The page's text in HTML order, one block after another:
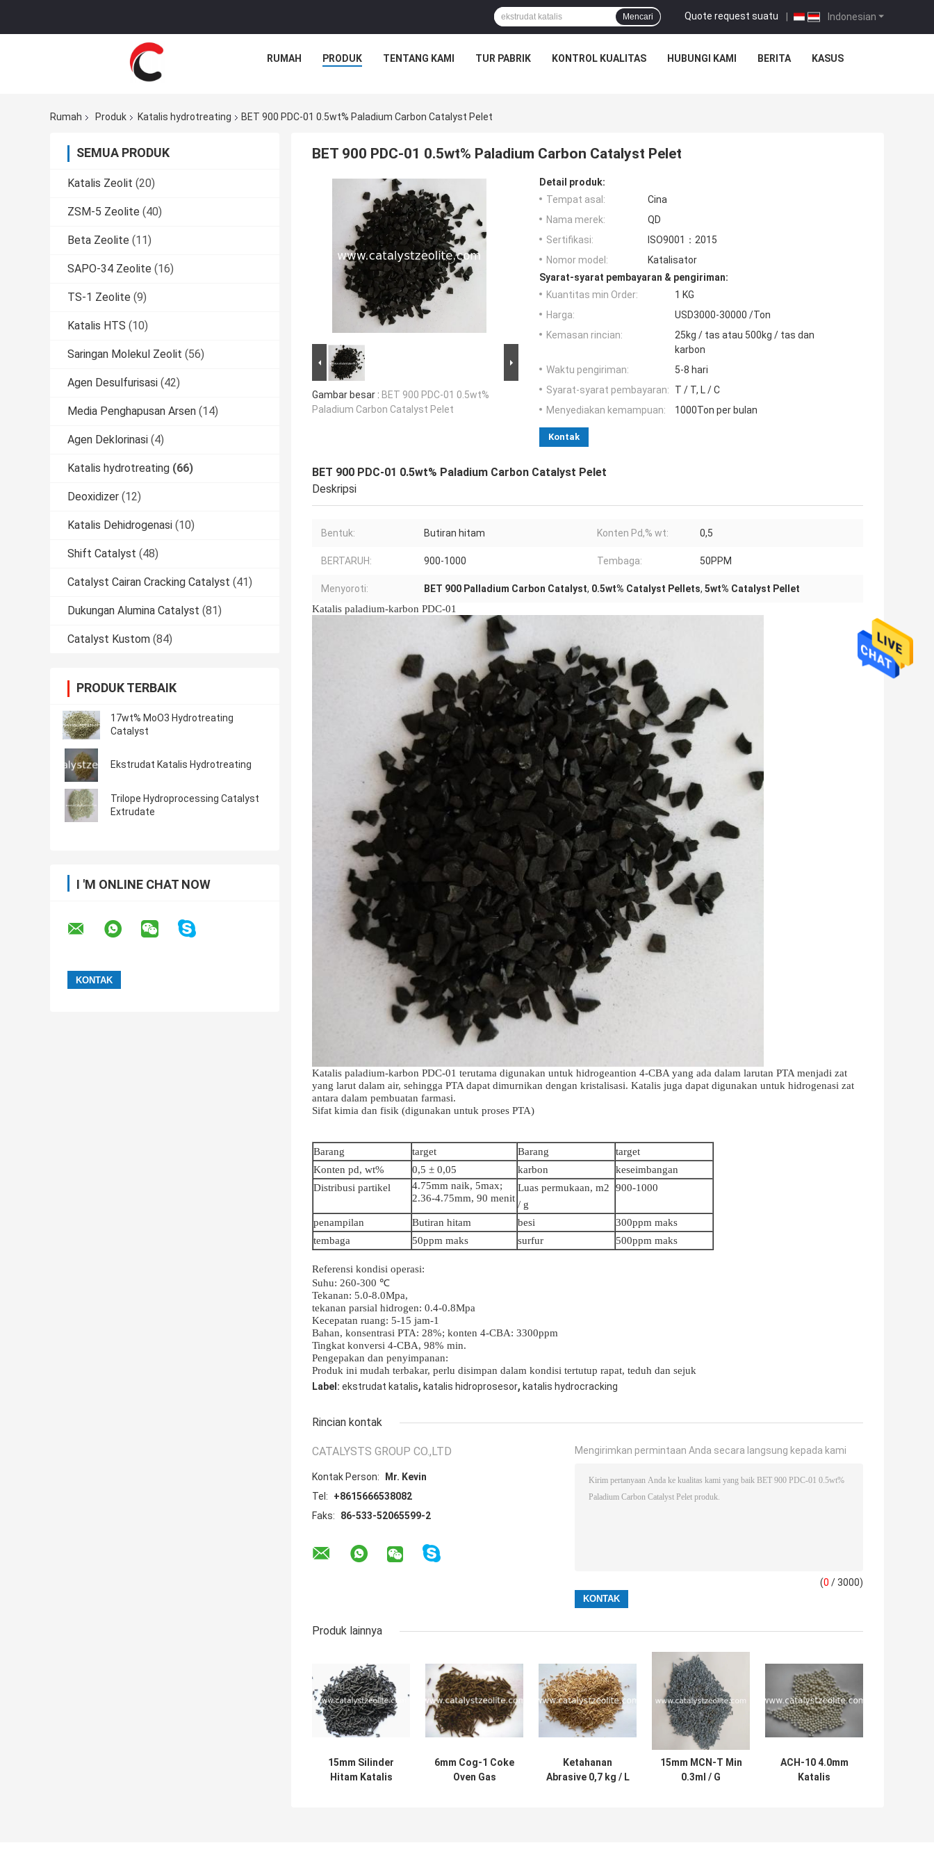
Indonesian
Quote request suatu |
Mencari
RUMAH PRODUK TENTANG KAMI TUR PABRIK KONTROL KUALITAS HUBUNGI KAMI BERITA KASUS
Rumah Produk Katalis hydrotreating BET 900 PDC-01 0.5wt% Paladium Carbon Catalyst Pelet
SEMUA PRODUK
Katalis Zeolit (20)
ZSM-5 Zeolite (40)
Beta Zeolite (11)
SAPO-34 Zeolite (16)
TS-1 Zeolite (9)
Katalis HTS (10)
Saringan Molekul Zeolit (56)
Agen Desulfurisasi (42)
Media Penghapusan Arsen (14)
Agen Deklorinasi (4)
Katalis hydrotreating (66)
Deoxidizer (12)
Katalis Dehidrogenasi (10)
Shift Catalyst (48)
Catalyst Cairan Cracking Catalyst (41)
Dukungan Alumina Catalyst (81)
Catalyst Kustom (84)
PRODUK TERBAIK
17wt% MoO3 Hydrotreating
Catalyst
Ekstrudat Katalis Hydrotreating
Trilope Hydroprocessing Catalyst
Extrudate
I 'M ONLINE CHAT NOW
BET 900 PDC-01 0.5wt% Paladium Carbon Catalyst Pelet
Gambar besar : BET 900 PDC-01 0.5wt%
Paladium Carbon Catalyst Pelet
Detail produk:
Tempat asal:
Cina
Nama merek:
QD
Sertifikasi:
ISO9001：2015
Nomor model:
Katalisator
Syarat-syarat pembayaran & pengiriman:
Kuantitas min Order:
1 KG
Harga:
USD3000-30000 /Ton
Kemasan rincian:
25kg / tas atau 500kg / tas dan
karbon
Waktu pengiriman:
5-8 hari
Syarat-syarat pembayaran:
T / T, L / C
Menyediakan kemampuan:
1000Ton per bulan
Kontak
BET 900 PDC-01 0.5wt% Paladium Carbon Catalyst Pelet
Deskripsi
Bentuk: Butiran hitam Konten Pd,% wt: 0,5
BERTARUH: 900-1000 Tembaga: 50PPM
Menyoroti: BET 900 Palladium Carbon Catalyst, 0.5wt% Catalyst Pellets, 5wt% Catalyst Pellet
Katalis paladium-karbon PDC-01
Katalis paladium-karbon PDC-01 terutama digunakan untuk hidrogeantion 4-CBA yang ada dalam larutan PTA menjadi zat
yang larut dalam air, sehingga PTA dapat dimurnikan dengan kristalisasi. Katalis juga dapat digunakan untuk hidrogenasi zat
antara dalam pembuatan farmasi.
Sifat kimia dan fisik (digunakan untuk proses PTA)
Barang target Barang
target
Konten pd, wt%
0,5 ± 0,05 karbon
keseimbangan
Distribusi partikel
4.75mm naik, 5max;
2.36-4.75mm, 90 menit
Luas permukaan, m2
/ g
900-1000
penampilan Butiran hitam besi
300ppm maks
tembaga
50ppm maks surfur 500ppm maks
Referensi kondisi operasi:
Suhu: 260-300 ℃
Tekanan: 5.0-8.0Mpa,
tekanan parsial hidrogen: 0.4-0.8Mpa
Kecepatan ruang: 5-15 jam-1
Bahan, konsentrasi PTA: 28%; konten 4-CBA: 3300ppm
Tingkat konversi 4-CBA, 98% min.
Pengepakan dan penyimpanan:
Produk ini mudah terbakar, perlu disimpan dalam kondisi tertutup rapat, teduh dan sejuk
Label: ekstrudat katalis, katalis hidroprosesor, katalis hydrocracking
Rincian kontak
CATALYSTS GROUP CO.,LTD
Kontak Person:
Mr. Kevin
Tel:
+8615666538082
Faks:
86-533-52065599-2
Mengirimkan permintaan Anda secara langsung kepada kami
(0 / 3000)
Produk lainnya
15mm Silinder
Hitam Katalis
6mm Cog-1 Coke
Oven Gas
Ketahanan
Abrasive 0,7 kg / L
15mm MCN-T Min
0.3ml / G
ACH-10 4.0mm
Katalis